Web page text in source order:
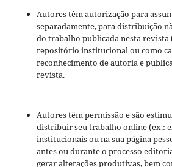
Autores têm autorização para
separadamente, para distribuição
do trabalho publicada nesta revista
repositório institucional ou como
reconhecimento de autoria e
revista.
Autores têm permissão e são
distribuir seu trabalho online (ex.:
institucionais ou na sua página
antes ou durante o processo
gerar alterações produtivas, bem